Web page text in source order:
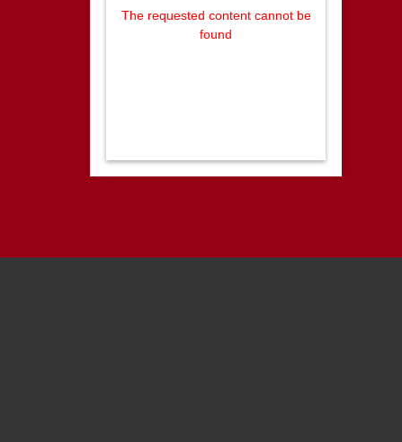
The requested content cannot be
found